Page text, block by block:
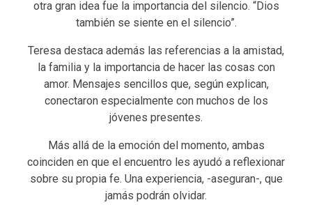
otra gran idea fue la importancia del silencio. “Dios
también se siente en el silencio”.
Teresa destaca además las referencias a la amistad,
la familia y la importancia de hacer las cosas con
amor. Mensajes sencillos que, según explican,
conectaron especialmente con muchos de los
jóvenes presentes.
Más allá de la emoción del momento, ambas
coinciden en que el encuentro les ayudó a reflexionar
sobre su propia fe. Una experiencia, -aseguran-, que
jamás podrán olvidar.